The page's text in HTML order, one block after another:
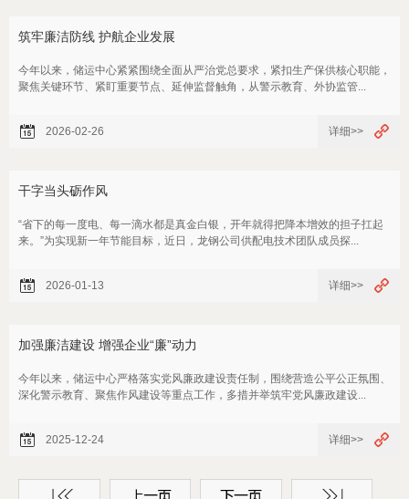
筑牢廉洁防线 护航企业发展
今年以来，储运中心紧紧围绕全面从严治党总要求，紧扣生产保供核心职能，
聚焦关键环节、紧盯重要节点、延伸监督触角，从警示教育、外协监管...
2026-02-26 详细>>
干字当头砺作风
“省下的每一度电、每一滴水都是真金白银，开年就得把降本增效的担子扛起
来。”为实现新一年节能目标，近日，龙钢公司供配电技术团队成员探...
2026-01-13 详细>>
加强廉洁建设 增强企业“廉”动力
今年以来，储运中心严格落实党风廉政建设责任制，围绕营造公平公正氛围、
深化警示教育、聚焦作风建设等重点工作，多措并举筑牢党风廉政建设...
2025-12-24 详细>>